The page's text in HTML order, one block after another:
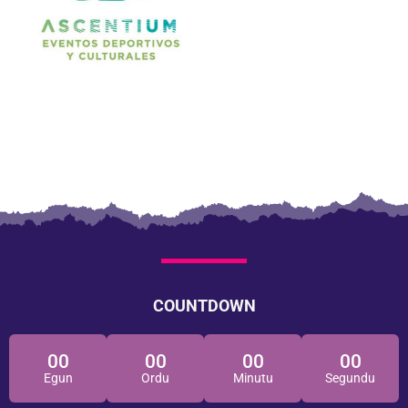
COUNTDOWN
00
Egun
00
Ordu
00
Minutu
00
Segundu